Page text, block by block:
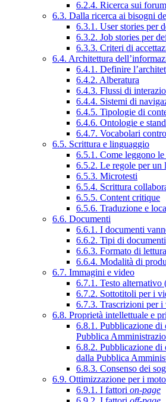
6.2.4. Ricerca sui forum
6.3. Dalla ricerca ai bisogni
6.3.1. User stories per
6.3.2. Job stories per
6.3.3. Criteri di
6.4. Architettura
6.4.1. Definire
6.4.2. Alberatura
6.4.3. Flussi di
6.4.4. Sistemi di
6.4.5. Tipologie di
6.4.6. Ontologie e
6.4.7. Vocabolari
6.5. Scrittura e linguaggio
6.5.1. Come leggono
6.5.2. Le regole per un
6.5.3. Microtesti
6.5.4. Scrittura
6.5.5. Content critique
6.5.6. Traduzione e
6.6. Documenti
6.6.1. I documenti
6.6.2. Tipi di documenti
6.6.3. Formato di
6.6.4. Modalità di
6.7. Immagini e video
6.7.1. Testo
6.7.2. Sottotitoli per i
6.7.3. Trascrizioni per i
6.8. Proprietà intellettuale e
6.8.1. Pubblicazione di
Pubblica
6.8.2. Pubblicazione di
dalla Pubblica
6.8.3. Consenso dei
6.9. Ottimizzazione per i
6.9.1. I fattori on-page